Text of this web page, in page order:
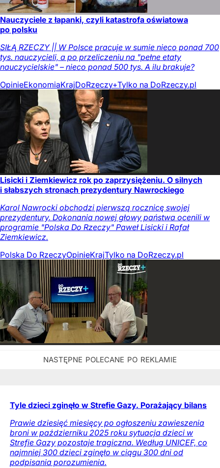
Nauczyciele z łapanki, czyli katastrofa oświatowa
po polsku
SIŁĄ RZECZY || W Polsce pracuje w sumie nieco ponad 700
tys. nauczycieli, a po przeliczeniu na "pełne etaty
nauczycielskie" – nieco ponad 500 tys. A ilu brakuje?
OpinieEkonomiaKrajDoRzeczy+Tylko na DoRzeczy.pl
Lisicki i Ziemkiewicz rok po zaprzysiężeniu. O silnych
i słabszych stronach prezydentury Nawrockiego
Karol Nawrocki obchodzi pierwszą rocznicę swojej
prezydentury. Dokonania nowej głowy państwa ocenili w
programie "Polska Do Rzeczy" Paweł Lisicki i Rafał
Ziemkiewicz.
Polska Do RzeczyOpinieKrajTylko na DoRzeczy.pl
Tyle dzieci zginęło w Strefie Gazy. Porażający bilans
Prawie dziesięć miesięcy po ogłoszeniu zawieszenia
broni w październiku 2025 roku sytuacja dzieci w
Strefie Gazy pozostaje tragiczna. Według UNICEF, co
najmniej 300 dzieci zginęło w ciągu 300 dni od
podpisania porozumienia.